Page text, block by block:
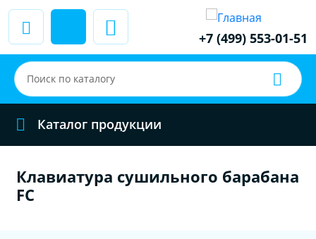
+7 (499) 553-01-51
Каталог продукции
Клавиатура сушильного барабана
FC